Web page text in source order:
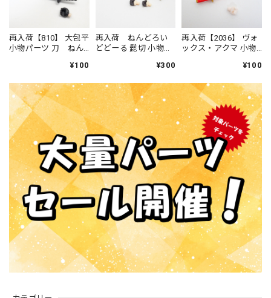
再入荷【810】 大包平
小物パーツ 刀 ねん
¥100
再入荷 ねんどろい
どどーる 髭切 小物パ
¥300
再入荷【2036】 ヴォ
ックス・アクマ 小物
¥100